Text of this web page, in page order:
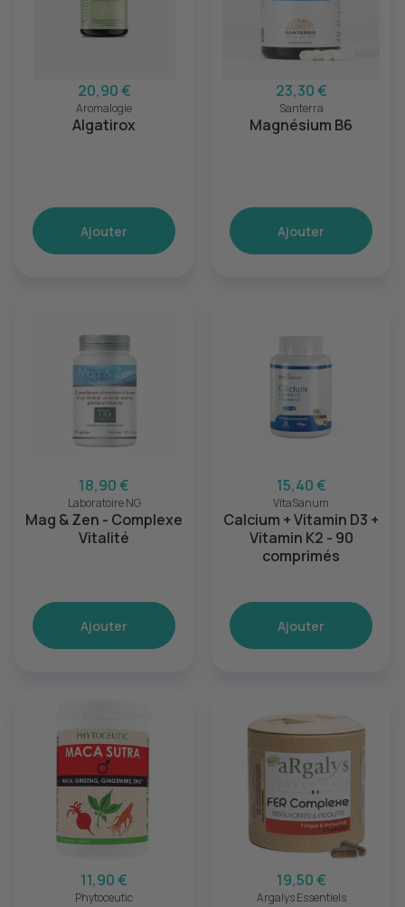
20,90 €
Aromalogie
Algatirox
Ajouter
23,30 €
Santerra
Magnésium B6
Ajouter
18,90 €
Laboratoire NG
Mag & Zen - Complexe
Vitalité
Ajouter
15,40 €
VitaSanum
Calcium + Vitamin D3 +
Vitamin K2 - 90
comprimés
Ajouter
11,90 €
Phytoceutic
19,50 €
Argalys Essentiels